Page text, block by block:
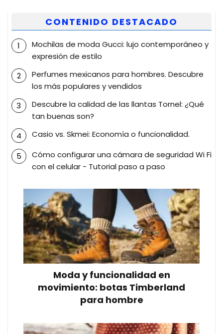
CONTENIDO DESTACADO
Mochilas de moda Gucci: lujo contemporáneo y
expresión de estilo
Perfumes mexicanos para hombres. Descubre
los más populares y vendidos
Descubre la calidad de las llantas Tornel: ¿Qué
tan buenas son?
Casio vs. Skmei: Economía o funcionalidad.
Cómo configurar una cámara de seguridad Wi Fi
con el celular - Tutorial paso a paso
Moda y funcionalidad en
movimiento: botas Timberland
para hombre